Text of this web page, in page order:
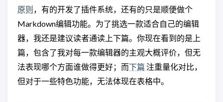
原则，有的开发了插件系统，还有的只是顺便做个
Markdown编辑功能。为了挑选一款适合自己的编辑
器，我还是建议读者通读上下篇。你现在看到的是上
篇，包含了我对每一款编辑器的主观大概评价，但无
法表现哪个方面谁做得更好；而下篇 注重量化对比，
但对于一些特色功能，无法体现在表格中。